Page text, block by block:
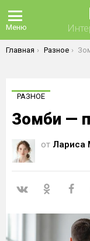
Меню
Вы здесь:
Главная Разное
РАЗНОЕ
Зомби —
от Лариса